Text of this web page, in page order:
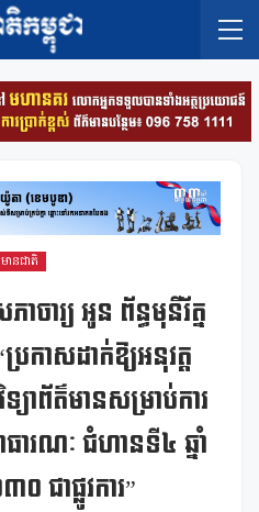
ានជាតិ
ចារ្យ អូន ព័ន្ធមុនីរ័ត្ន
កាសដាក់ឱ្យអនុវត្ត
ទ្យាព័ត៌មានសម្រាប់ការ
ធារណៈ ជំហានទី៤ ឆ្នាំ
ជាផ្លូវការ”